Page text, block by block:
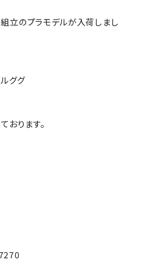
立のプラモデルが入荷しまし
ググ
おります。